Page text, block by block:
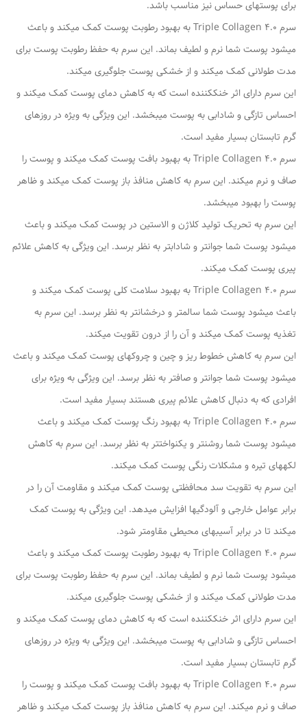
برای پوستهای حساس نیز مناسب باشد.
سرم Triple Collagen 4.0 به بهبود رطوبت پوست کمک میکند و باعث
میشود پوست شما نرم و لطیف بماند. این سرم به حفظ رطوبت پوست برای
مدت طولانی کمک میکند و از خشکی پوست جلوگیری میکند.
این سرم دارای اثر خنککننده است که به کاهش دمای پوست کمک میکند و
احساس تازگی و شادابی به پوست میبخشد. این ویژگی به ویژه در روزهای
گرم تابستان بسیار مفید است.
سرم Triple Collagen 4.0 به بهبود بافت پوست کمک میکند و پوست را
صاف و نرم میکند. این سرم به کاهش منافذ باز پوست کمک میکند و ظاهر
پوست را بهبود میبخشد.
این سرم به تحریک تولید کلاژن و الاستین در پوست کمک میکند و باعث
میشود پوست شما جوانتر و شادابتر به نظر برسد. این ویژگی به کاهش علائم
پیری پوست کمک میکند.
سرم Triple Collagen 4.0 به بهبود سلامت کلی پوست کمک میکند و
باعث میشود پوست شما سالمتر و درخشانتر به نظر برسد. این سرم به
تغذیه پوست کمک میکند و آن را از درون تقویت میکند.
این سرم به کاهش خطوط ریز و چین و چروکهای پوست کمک میکند و باعث
میشود پوست شما جوانتر و صافتر به نظر برسد. این ویژگی به ویژه برای
افرادی که به دنبال کاهش علائم پیری هستند بسیار مفید است.
سرم Triple Collagen 4.0 به بهبود رنگ پوست کمک میکند و باعث
میشود پوست شما روشنتر و یکنواختتر به نظر برسد. این سرم به کاهش
لکههای تیره و مشکلات رنگی پوست کمک میکند.
این سرم به تقویت سد محافظتی پوست کمک میکند و مقاومت آن را در
برابر عوامل خارجی و آلودگیها افزایش میدهد. این ویژگی به پوست کمک
میکند تا در برابر آسیبهای محیطی مقاومتر شود.
سرم Triple Collagen 4.0 به بهبود رطوبت پوست کمک میکند و باعث
میشود پوست شما نرم و لطیف بماند. این سرم به حفظ رطوبت پوست برای
مدت طولانی کمک میکند و از خشکی پوست جلوگیری میکند.
این سرم دارای اثر خنککننده است که به کاهش دمای پوست کمک میکند و
احساس تازگی و شادابی به پوست میبخشد. این ویژگی به ویژه در روزهای
گرم تابستان بسیار مفید است.
سرم Triple Collagen 4.0 به بهبود بافت پوست کمک میکند و پوست را
صاف و نرم میکند. این سرم به کاهش منافذ باز پوست کمک میکند و ظاهر